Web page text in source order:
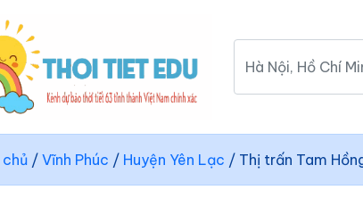
chủ / Vĩnh Phúc / Huyện Yên Lạc / Thị trấn Tam